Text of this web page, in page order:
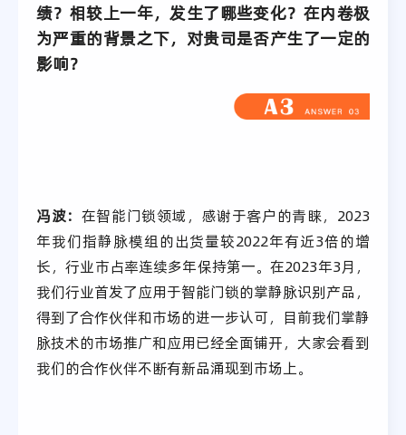
绩？相较上一年，发生了哪些变化？在内卷极
为严重的背景之下，对贵司是否产生了一定的
影响？
冯波： 在智能门锁领域，感谢于客户的青睐，2023
年我们指静脉模组的出货量较2022年有近3倍的增
长，行业市占率连续多年保持第一。在2023年3月，
我们行业首发了应用于智能门锁的掌静脉识别产品，
得到了合作伙伴和市场的进一步认可，目前我们掌静
脉技术的市场推广和应用已经全面铺开，大家会看到
我们的合作伙伴不断有新品涌现到市场上。